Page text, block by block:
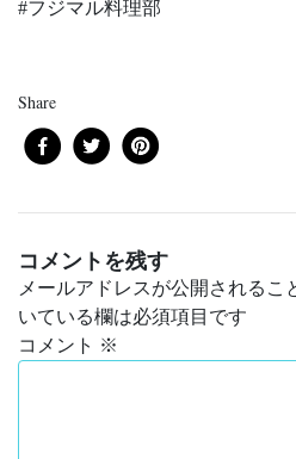
#フジマル料理部
Share
コメントを残す
メールアドレスが公開されるこ
いている欄は必須項目です
コメント ※